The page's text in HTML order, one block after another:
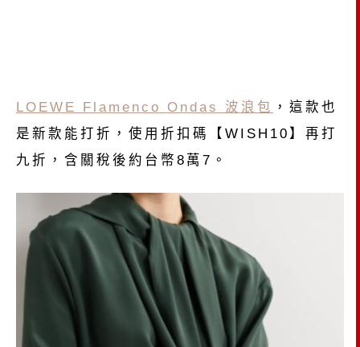
LOEWE Flamenco Ondas 波浪包 ，這款也
是新款能打折，使用折扣碼【WISH10】再打
九折，含關稅後約台幣8萬7。